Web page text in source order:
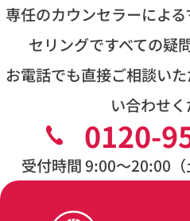
専任のカウンセラーによ
セリングですべての疑
お電話でも直接ご相談い
い合わせく
0120-
受付時間 9:00〜20:00（